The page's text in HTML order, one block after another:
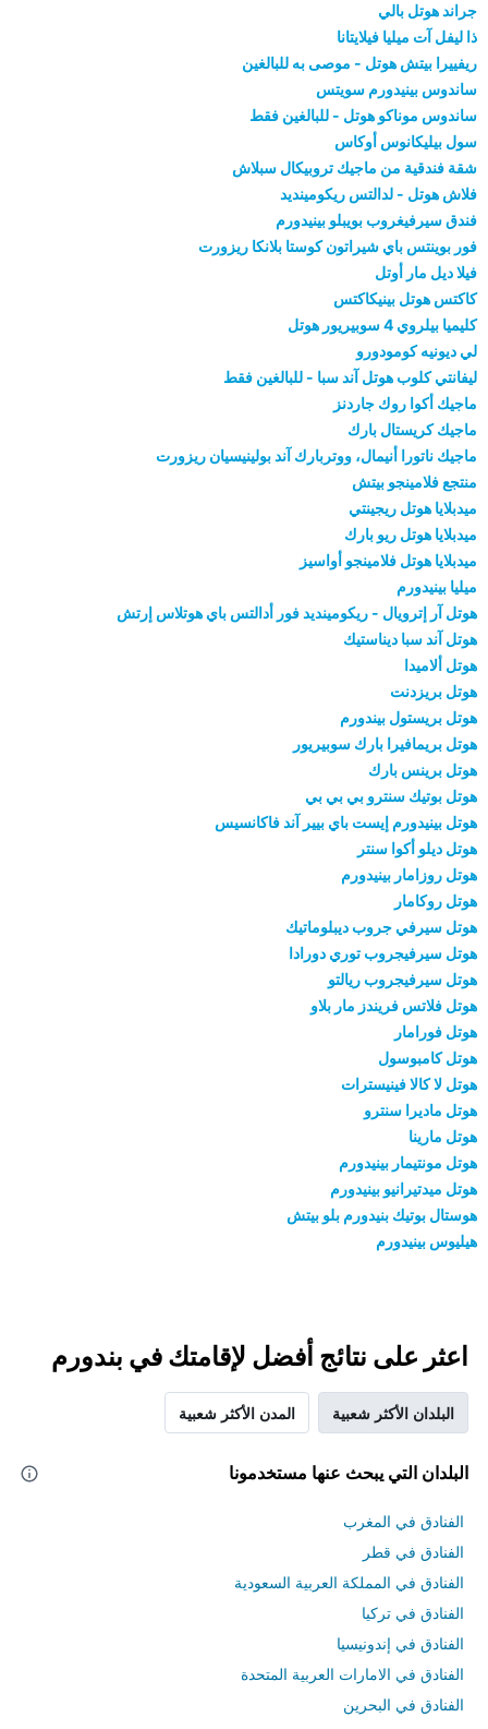
جراند هوتل بالي
ذا ليفل آت ميليا فيلايتانا
ريفييرا بيتش هوتل - موصى به للبالغين
ساندوس بينيدورم سويتس
ساندوس موناكو هوتل - للبالغين فقط
سول بيليكانوس أوكاس
شقة فندقية من ماجيك تروبيكال سبلاش
فلاش هوتل - لدالتس ريكومينديد
فندق سيرفيغروب بويبلو بينيدورم
فور بوينتس باي شيراتون كوستا بلانكا ريزورت
فيلا ديل مار أوتل
كاكتس هوتل بينيكاكتس
كليميا بيلروي 4 سوبيريور هوتل
لي ديونيه كومودورو
ليفانتي كلوب هوتل آند سبا - للبالغين فقط
ماجيك أكوا روك جاردنز
ماجيك كريستال بارك
ماجيك ناتورا أنيمال، ووتربارك آند بولينيسيان ريزورت
منتجع فلامينجو بيتش
ميدبلايا هوتل ريجينتي
ميدبلايا هوتل ريو بارك
ميدبلايا هوتل فلامينجو أواسيز
ميليا بينيدورم
هوتل آر إترويال - ريكومينديد فور أدالتس باي هوتلاس إرتش
هوتل آند سبا ديناستيك
هوتل ألاميدا
هوتل بريزدنت
هوتل بريستول بيندورم
هوتل بريمافيرا بارك سوبيريور
هوتل برينس بارك
هوتل بوتيك سنترو بي بي بي
هوتل بينيدورم إيست باي بيير آند فاكانسيس
هوتل ديلو أكوا سنتر
هوتل روزامار بينيدورم
هوتل روكامار
هوتل سيرفي جروب ديبلوماتيك
هوتل سيرفيجروب توري دورادا
هوتل سيرفيجروب ريالتو
هوتل فلاتس فريندز مار بلاو
هوتل فورامار
هوتل كامبوسول
هوتل لا كالا فينيسترات
هوتل ماديرا سنترو
هوتل مارينا
هوتل مونتيمار بينيدورم
هوتل ميدتيرانيو بينيدورم
هوستال بوتيك بنيدورم بلو بيتش
هيليوس بينيدورم
اعثر على نتائج أفضل لإقامتك في بندورم
البلدان الأكثر شعبية المدن الأكثر شعبية
البلدان التي يبحث عنها مستخدمونا
الفنادق في المغرب
الفنادق في قطر
الفنادق في المملكة العربية السعودية
الفنادق في تركيا
الفنادق في إندونيسيا
الفنادق في الامارات العربية المتحدة
الفنادق في البحرين